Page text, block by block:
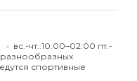
вс.-чт.:10:00–02:00 пт.-
спортивные